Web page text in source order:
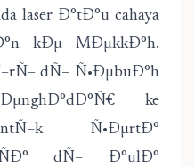
laser Ð°tÐ°u cahaya
kÐµ MÐµkkÐ°h.
dÑ– Ñ•ÐµbuÐ°h
ke
Ñ•ÐµrtÐ°
dÑ– Ð°ulÐ°